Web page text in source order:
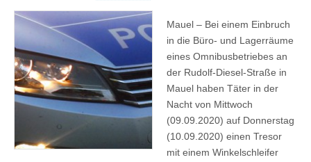
Mauel – Bei einem Einbruch
in die Büro- und Lagerräume
eines Omnibusbetriebes an
der Rudolf-Diesel-Straße in
Mauel haben Täter in der
Nacht von Mittwoch
(09.09.2020) auf Donnerstag
(10.09.2020) einen Tresor
mit einem Winkelschleifer